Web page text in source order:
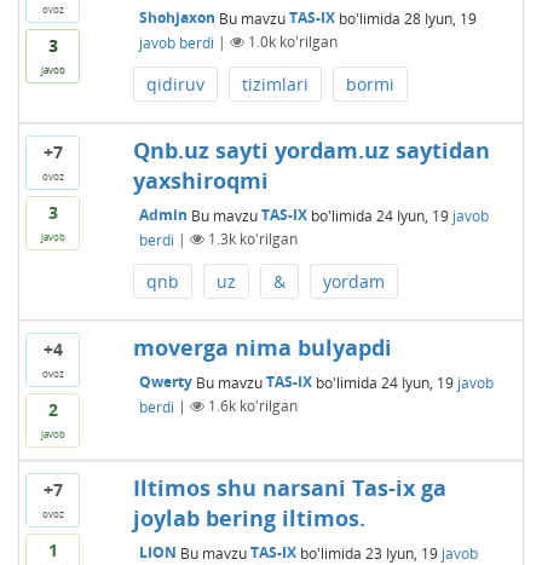
ovoz
3
javob
Shohjaxon Bu mavzuTAS-IXbo'limida 28 Iyun, 19
javob berdi | 1.0kko'rilgan
qidiruv tizimlari bormi
+7
ovoz
3
javob
Qnb.uz sayti yordam.uz saytidan
yaxshiroqmi
Admin Bu mavzuTAS-IXbo'limida 24 Iyun, 19 javob
berdi | 1.3kko'rilgan
qnb uz & yordam
+4
ovoz
2
javob
moverga nima bulyapdi
Qwerty Bu mavzuTAS-IXbo'limida 24 Iyun, 19 javob
berdi | 1.6kko'rilgan
+7
ovoz
1
Iltimos shu narsani Tas-ix ga
joylab bering iltimos.
LION Bu mavzuTAS-IXbo'limida 23 Iyun, 19 javob